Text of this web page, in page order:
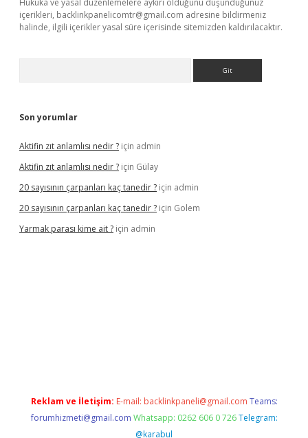
Hukuka ve yasal düzenlemelere aykırı olduğunu düşündüğünüz
içerikleri, backlinkpanelicomtr@gmail.com adresine bildirmeniz
halinde, ilgili içerikler yasal süre içerisinde sitemizden kaldırılacaktır.
Son yorumlar
Aktifin zıt anlamlısı nedir ? için admin
Aktifin zıt anlamlısı nedir ? için Gülay
20 sayısının çarpanları kaç tanedir ? için admin
20 sayısının çarpanları kaç tanedir ? için Golem
Yarmak parası kime ait ? için admin
Reklam ve İletişim: E-mail: backlinkpaneli@gmail.com Teams:
forumhizmeti@gmail.com Whatsapp: 0262 606 0 726 Telegram:
@karabul